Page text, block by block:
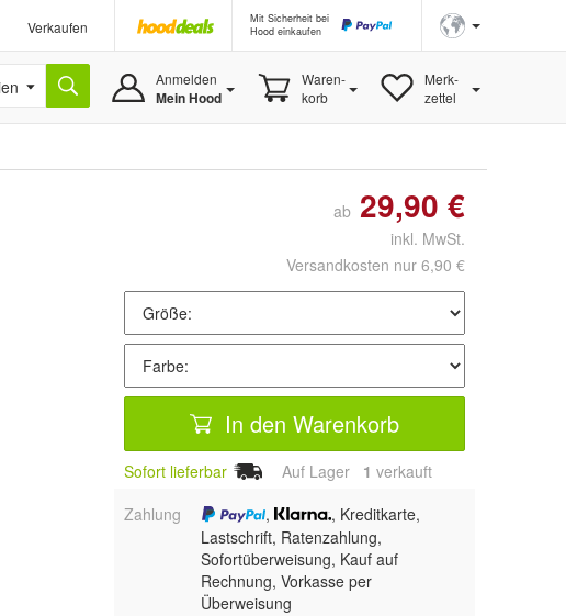
Verkaufen
Mit Sicherheit bei
Hood einkaufen
Anmelden
Mein Hood
Waren-
korb
Merk-
zettel
ab 29,90 €
inkl. MwSt.
Versandkosten nur 6,90 €
In den Warenkorb
Sofort lieferbar Auf Lager 1 verkauft
Zahlung
,
, Kreditkarte,
Lastschrift, Ratenzahlung,
Sofortüberweisung, Kauf auf
Rechnung, Vorkasse per
Überweisung